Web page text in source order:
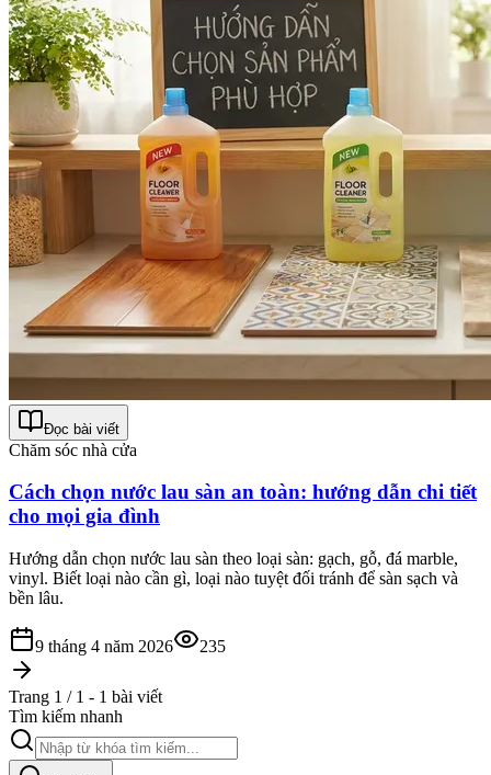
Đọc bài viết
Chăm sóc nhà cửa
Cách chọn nước lau sàn an toàn: hướng dẫn chi tiết
cho mọi gia đình
Hướng dẫn chọn nước lau sàn theo loại sàn: gạch, gỗ, đá marble,
vinyl. Biết loại nào cần gì, loại nào tuyệt đối tránh để sàn sạch và
bền lâu.
9 tháng 4 năm 2026 235
Trang 1 / 1 - 1 bài viết
Tìm kiếm nhanh